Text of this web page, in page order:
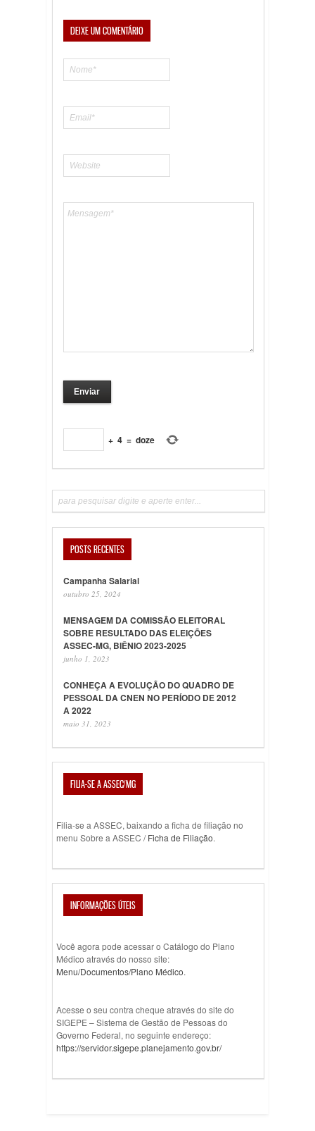
DEIXE UM COMENTÁRIO
+ 4 = doze
POSTS RECENTES
Campanha Salarial
outubro 25, 2024
MENSAGEM DA COMISSÃO ELEITORAL
SOBRE RESULTADO DAS ELEIÇÕES
ASSEC-MG, BIÊNIO 2023-2025
junho 1, 2023
CONHEÇA A EVOLUÇÃO DO QUADRO DE
PESSOAL DA CNEN NO PERÍODO DE 2012
A 2022
maio 31, 2023
FILIA-SE A ASSEC/MG
Filia-se a ASSEC, baixando a ficha de filiação no
menu Sobre a ASSEC /Ficha de Filiação.
INFORMAÇÕES ÚTEIS
Você agora pode acessar o Catálogo do Plano
Médico através do nosso site:
Menu/Documentos/Plano Médico.
Acesse o seu contra cheque através do site do
SIGEPE – Sistema de Gestão de Pessoas do
Governo Federal, no seguinte endereço:
https://servidor.sigepe.planejamento.gov.br/